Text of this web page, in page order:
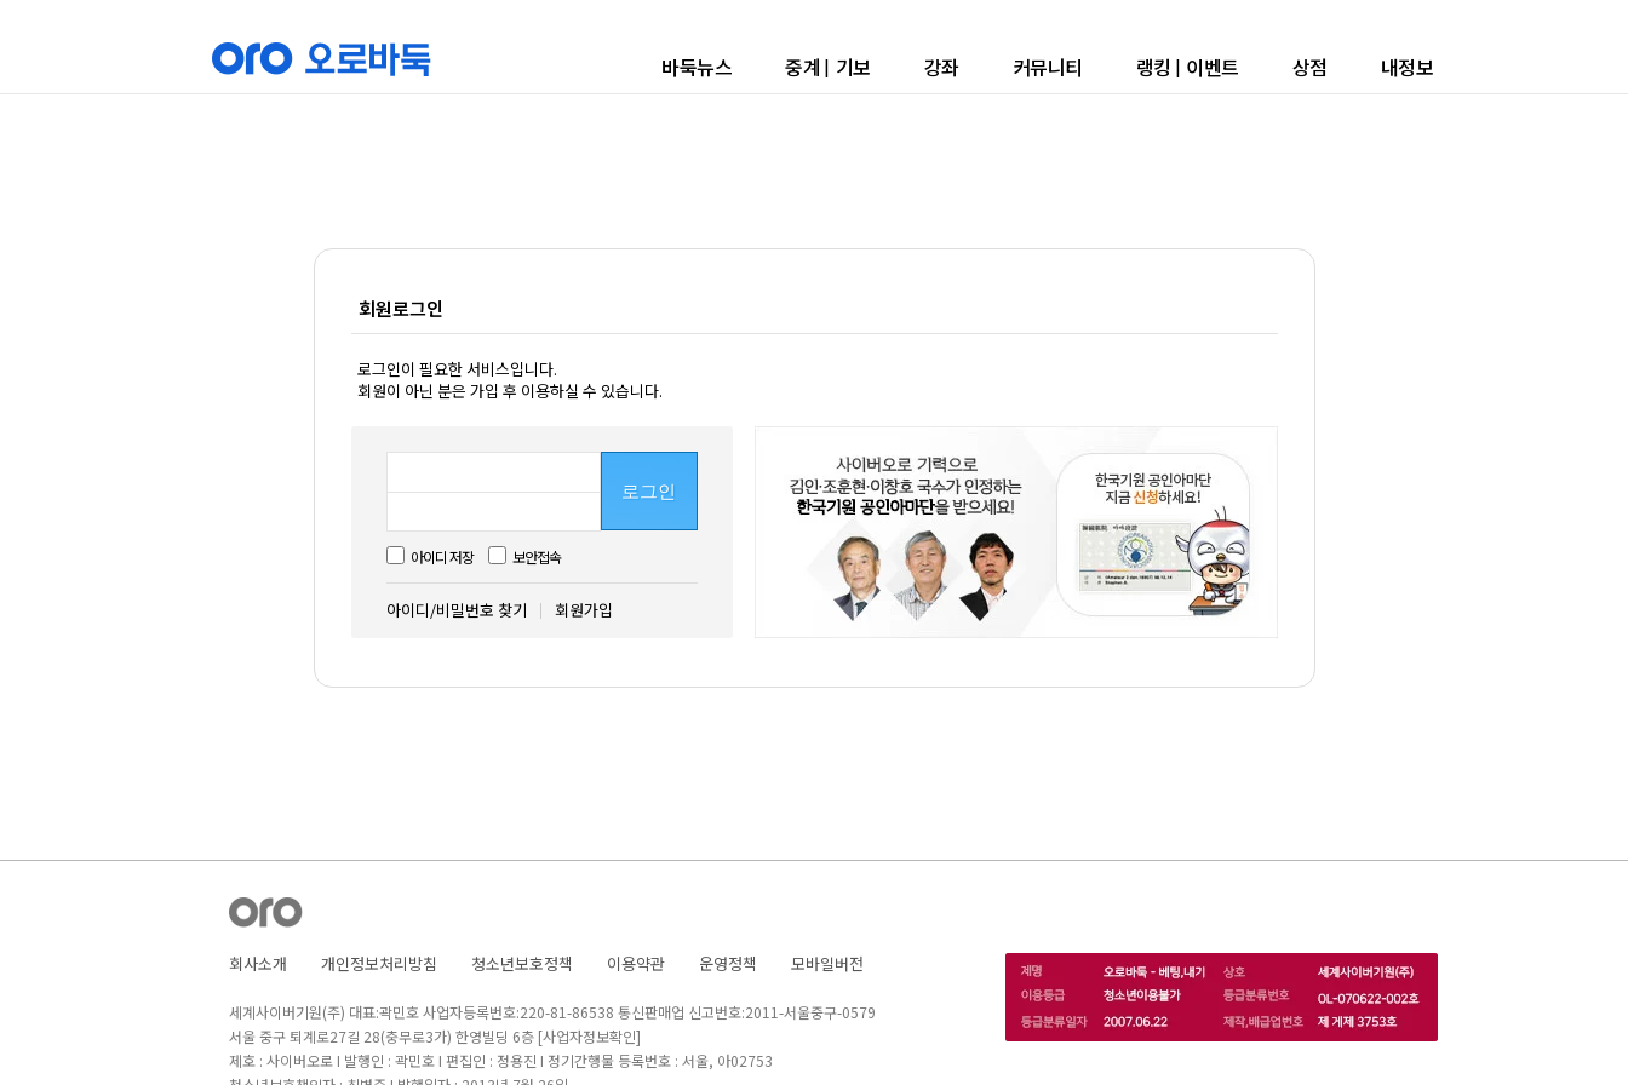
바둑뉴스 중계 | 기보 강좌 커뮤니티 랭킹 | 이벤트 상점 내정보
회원로그인
로그인이 필요한 서비스입니다.
회원이 아닌 분은 가입 후 이용하실 수 있습니다.
로그인
아이디 저장 보안접속
아이디/비밀번호 찾기 회원가입
회사소개 개인정보처리방침 청소년보호정책 이용약관 운영정책 모바일버전
세계사이버기원(주) 대표:곽민호 사업자등록번호:220-81-86538 통신판매업 신고번호:2011-서울중구-0579
서울 중구 퇴계로27길 28(충무로3가) 한영빌딩 6층 [사업자정보확인]
제호 : 사이버오로 I 발행인 : 곽민호 I 편집인 : 정용진 I 정기간행물 등록번호 : 서울, 아02753